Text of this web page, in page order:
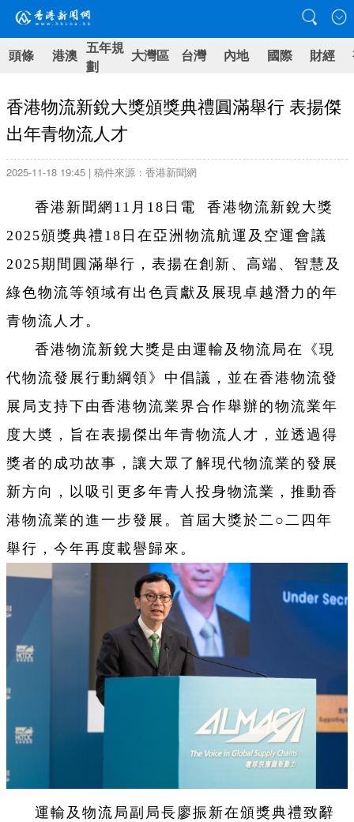
頭條 港澳 五年規
劃
大灣區 台灣 內地 國際 財經
香港物流新銳大獎頒獎典禮圓滿舉行 表揚傑
出年青物流人才
2025-11-18 19:45 | 稿件來源：香港新聞網
香港新聞網11月18日電 香港物流新銳大獎
2025頒獎典禮18日在亞洲物流航運及空運會議
2025期間圓滿舉行，表揚在創新、高端、智慧及
綠色物流等領域有出色貢獻及展現卓越潛力的年
青物流人才。
香港物流新銳大獎是由運輸及物流局在《現
代物流發展行動綱領》中倡議，並在香港物流發
展局支持下由香港物流業界合作舉辦的物流業年
度大奬，旨在表揚傑出年青物流人才，並透過得
獎者的成功故事，讓大眾了解現代物流業的發展
新方向，以吸引更多年青人投身物流業，推動香
港物流業的進一步發展。首屆大獎於二○二四年
舉行，今年再度載譽歸來。
運輸及物流局副局長廖振新在頒獎典禮致辭